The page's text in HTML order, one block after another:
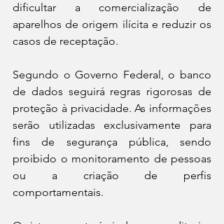
dificultar a comercialização de
aparelhos de origem ilícita e reduzir os
casos de receptação.
Segundo o Governo Federal, o banco
de dados seguirá regras rigorosas de
proteção à privacidade. As informações
serão utilizadas exclusivamente para
fins de segurança pública, sendo
proibido o monitoramento de pessoas
ou a criação de perfis
comportamentais.